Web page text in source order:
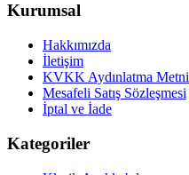
Kurumsal
Hakkımızda
İletişim
KVKK Aydınlatma Metni
Mesafeli Satış Sözleşmesi
İptal ve İade
Kategoriler